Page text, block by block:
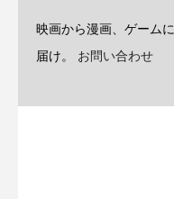
映画から漫画、ゲーム
届け。 お問い合わせ